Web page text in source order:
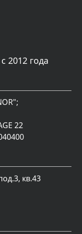
2012 года
22
кв.43